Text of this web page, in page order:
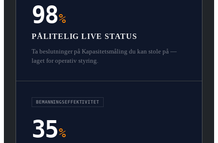
98%
PÅLITELIG LIVE STATUS
Ta beslutninger på Kapasitetsmåling du kan stole på —
laget for operativ styring.
BEMANNINGSEFFEKTIVITET
35%